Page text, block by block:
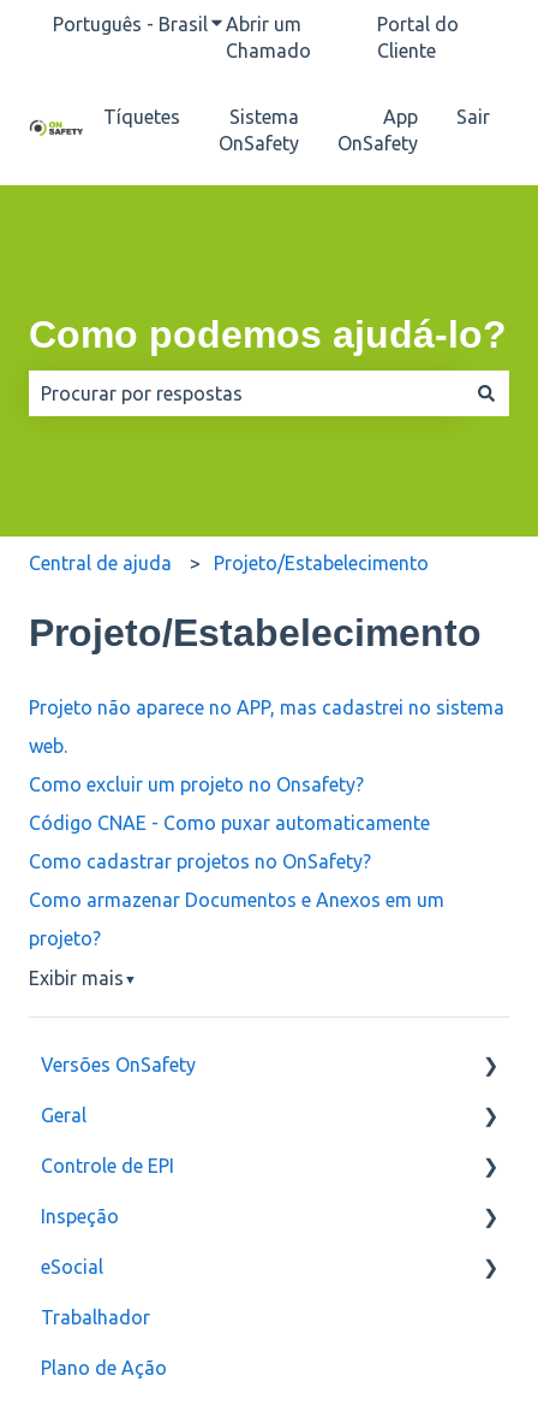
Português - BrasilMostrar submenu para traduções
Abrir um
Chamado
Portal do
Cliente
Tíquetes
Sistema
OnSafety
App
OnSafety
Sair
Como podemos ajudá-lo?
Central de ajuda Projeto/Estabelecimento
Projeto/Estabelecimento
Projeto não aparece no APP, mas cadastrei no sistema
web.
Como excluir um projeto no Onsafety?
Código CNAE - Como puxar automaticamente
Como cadastrar projetos no OnSafety?
Como armazenar Documentos e Anexos em um
projeto?
Exibir mais ▼
Versões OnSafety
Última Versão
Versões anteriores
Geral
Usuários
Controle de EPI
Configurações
assinatura
Inspeção
Relatórios e Indicadores
Inspeção Visual
Plano de ação
eSocial
Erros
Criação
Trabalhador
Plano de Ação